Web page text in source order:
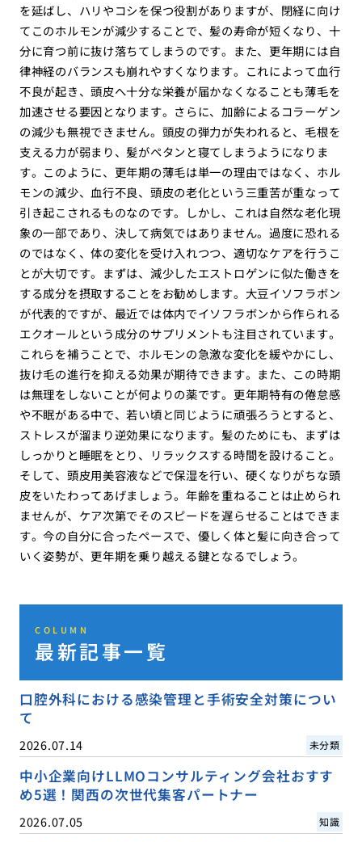
を延ばし、ハリやコシを保つ役割がありますが、閉経に向け
てこのホルモンが減少することで、髪の寿命が短くなり、十
分に育つ前に抜け落ちてしまうのです。また、更年期には自
律神経のバランスも崩れやすくなります。これによって血行
不良が起き、頭皮へ十分な栄養が届かなくなることも薄毛を
加速させる要因となります。さらに、加齢によるコラーゲン
の減少も無視できません。頭皮の弾力が失われると、毛根を
支える力が弱まり、髪がペタンと寝てしまうようになりま
す。このように、更年期の薄毛は単一の理由ではなく、ホル
モンの減少、血行不良、頭皮の老化という三重苦が重なって
引き起こされるものなのです。しかし、これは自然な老化現
象の一部であり、決して病気ではありません。過度に恐れる
のではなく、体の変化を受け入れつつ、適切なケアを行うこ
とが大切です。まずは、減少したエストロゲンに似た働きを
する成分を摂取することをお勧めします。大豆イソフラボン
が代表的ですが、最近では体内でイソフラボンから作られる
エクオールという成分のサプリメントも注目されています。
これらを補うことで、ホルモンの急激な変化を緩やかにし、
抜け毛の進行を抑える効果が期待できます。また、この時期
は無理をしないことが何よりの薬です。更年期特有の倦怠感
や不眠がある中で、若い頃と同じように頑張ろうとすると、
ストレスが溜まり逆効果になります。髪のためにも、まずは
しっかりと睡眠をとり、リラックスする時間を設けること。
そして、頭皮用美容液などで保湿を行い、硬くなりがちな頭
皮をいたわってあげましょう。年齢を重ねることは止められ
ませんが、ケア次第でそのスピードを遅らせることはできま
す。今の自分に合ったペースで、優しく体と髪に向き合って
いく姿勢が、更年期を乗り越える鍵となるでしょう。
COLUMN
最新記事一覧
口腔外科における感染管理と手術安全対策につい
て
2026.07.14 未分類
中小企業向けLLMOコンサルティング会社おすす
め5選！関西の次世代集客パートナー
2026.07.05 知識